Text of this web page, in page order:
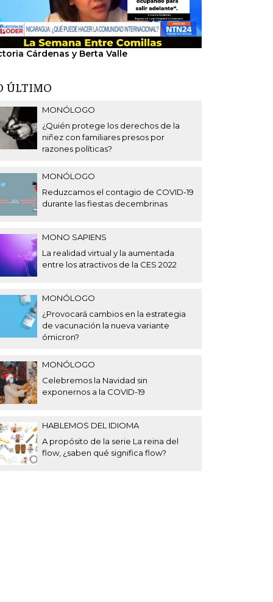
Cárdenas y Berta Valle
ÚLTIMO
MONÓLOGO
¿Quién protege los derechos de la
niñez con familiares presos por
razones políticas?
MONÓLOGO
Reduzcamos el contagio de COVID-19
durante las fiestas decembrinas
MONO SAPIENS
La realidad virtual y la aumentada
entre los atractivos de la CES 2022
MONÓLOGO
¿Provocará cambios en la estrategia
de vacunación la nueva variante
ómicron?
MONÓLOGO
Celebremos la Navidad sin
exponernos a la COVID-19
HABLEMOS DEL IDIOMA
A propósito de la serie La reina del
flow, ¿saben qué significa flow?